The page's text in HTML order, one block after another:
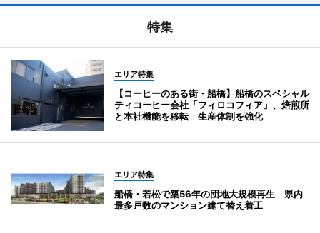
特集
エリア特集
【コーヒーのある街・船橋】船橋のスペシャル
ティコーヒー会社「フィロコフィア」、焙煎所
と本社機能を移転 生産体制を強化
エリア特集
船橋・若松で築56年の団地大規模再生 県内
最多戸数のマンション建て替え着工